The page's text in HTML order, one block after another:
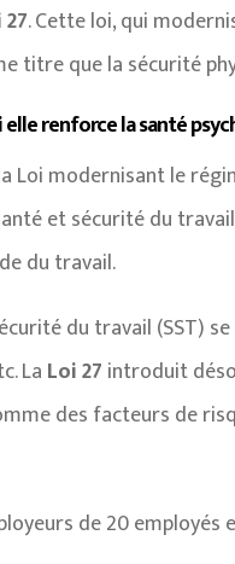
. Cette loi, qui
titre que la sécurité
renforce la santé
Loi modernisant le
et sécurité du
du travail.
du travail (SST)
La Loi 27 introduit
des facteurs de
de 20 employés